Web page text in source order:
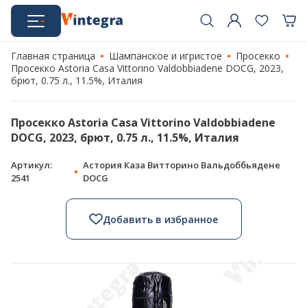
Главная страница Шампанское и игристое
Просекко
Просекко Astoria Casa Vittorino Valdobbiadene DOCG, 2023,
брют, 0.75 л., 11.5%, Италия
Просекко Astoria Casa Vittorino Valdobbiadene
DOCG, 2023, брют, 0.75 л., 11.5%, Италия
Артикул:
2541
Астория Каза Витторино Вальдоббьядене
DOCG
Добавить в избранное